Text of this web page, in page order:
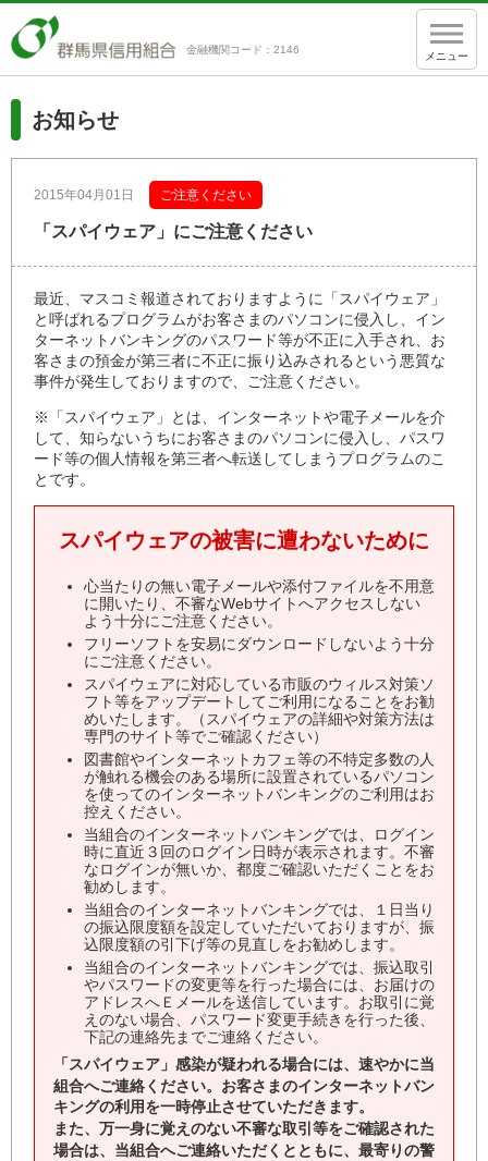
金融機関コード：2146
メニュー
お知らせ
2015年04月01日 ご注意ください
「スパイウェア」にご注意ください
最近、マスコミ報道されておりますように「スパイウェア」
と呼ばれるプログラムがお客さまのパソコンに侵入し、イン
ターネットバンキングのパスワード等が不正に入手され、お
客さまの預金が第三者に不正に振り込みされるという悪質な
事件が発生しておりますので、ご注意ください。
※「スパイウェア」とは、インターネットや電子メールを介
して、知らないうちにお客さまのパソコンに侵入し、パスワ
ード等の個人情報を第三者へ転送してしまうプログラムのこ
とです。
スパイウェアの被害に遭わないために
心当たりの無い電子メールや添付ファイルを不用意
に開いたり、不審なWebサイトへアクセスしない
よう十分にご注意ください。
フリーソフトを安易にダウンロードしないよう十分
にご注意ください。
スパイウェアに対応している市販のウィルス対策ソ
フト等をアップデートしてご利用になることをお勧
めいたします。（スパイウェアの詳細や対策方法は
専門のサイト等でご確認ください）
図書館やインターネットカフェ等の不特定多数の人
が触れる機会のある場所に設置されているパソコン
を使ってのインターネットバンキングのご利用はお
控えください。
当組合のインターネットバンキングでは、ログイン
時に直近３回のログイン日時が表示されます。不審
なログインが無いか、都度ご確認いただくことをお
勧めします。
当組合のインターネットバンキングでは、１日当り
の振込限度額を設定していただいておりますが、振
込限度額の引下げ等の見直しをお勧めします。
当組合のインターネットバンキングでは、振込取引
やパスワードの変更等を行った場合には、お届けの
アドレスへＥメールを送信しています。お取引に覚
えのない場合、パスワード変更手続きを行った後、
下記の連絡先までご連絡ください。
「スパイウェア」感染が疑われる場合には、速やかに当
組合へご連絡ください。お客さまのインターネットバン
キングの利用を一時停止させていただきます。
また、万一身に覚えのない不審な取引等をご確認された
場合は、当組合へご連絡いただくとともに、最寄りの警